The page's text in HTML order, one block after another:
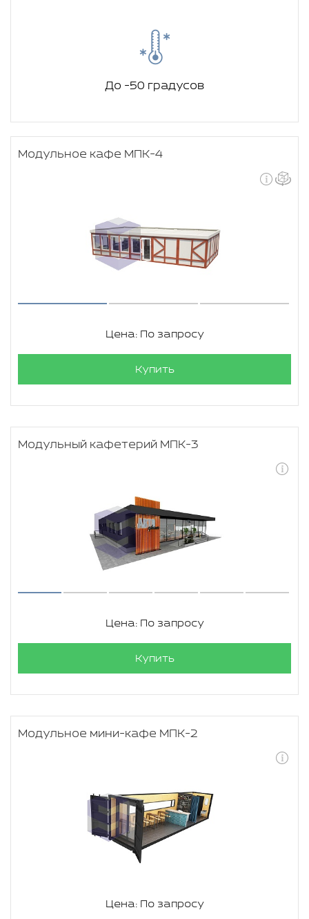
До -50 градусов
Модульное кафе МПК-4
Цена: По запросу
Купить
Модульный кафетерий МПК-3
Цена: По запросу
Купить
Модульное мини-кафе МПК-2
Цена: По запросу